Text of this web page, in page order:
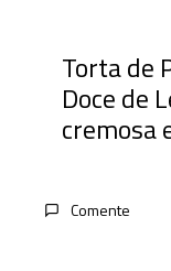
Torta de
Doce de
cremosa
Comente